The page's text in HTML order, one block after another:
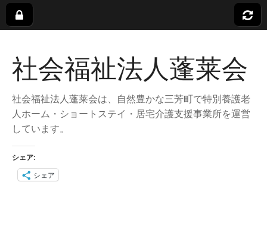
社
会
福
祉
法
社会福祉法人蓬莱会
社会福祉法人蓬莱会は、自然豊かな三芳町で特別養護老
人ホーム・ショートステイ・居宅介護支援事業所を運営
しています。
シェア:
シェア